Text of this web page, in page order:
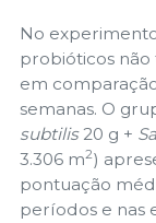
No
probióticos
em
semanas. O
subtilis20 g +
3.306 m2)
pontuação
períodos e nas